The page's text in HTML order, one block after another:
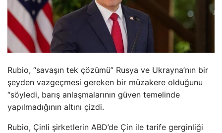
Rubio, “savaşın tek çözümü” Rusya ve Ukrayna’nın bir
şeyden vazgeçmesi gereken bir müzakere olduğunu
“söyledi, barış anlaşmalarının güven temelinde
yapılmadığının altını çizdi.
Rubio, Çinli şirketlerin ABD’de Çin ile tarife gerginliği